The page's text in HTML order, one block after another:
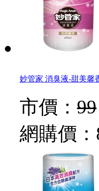
妙管家 消臭液-甜美馨
市價： 99
網購價：